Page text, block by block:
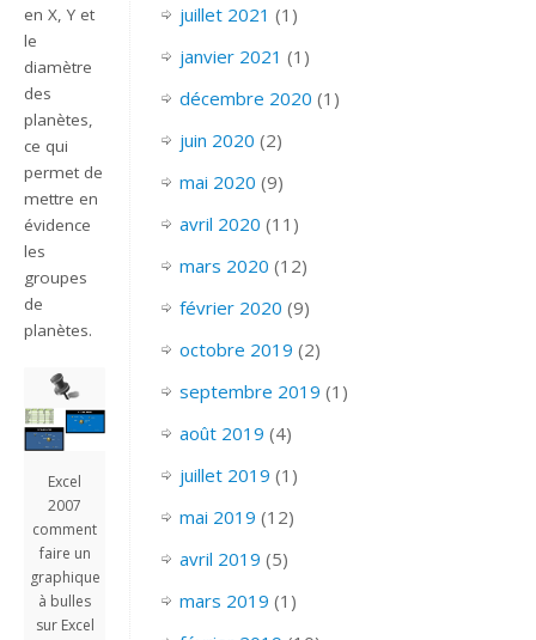
en X, Y et
le
diamètre
des
planètes,
ce qui
permet de
mettre en
évidence
les
groupes
de
planètes.
Excel
2007
comment
faire un
graphique
à bulles
sur Excel
juillet 2021 (1)
janvier 2021 (1)
décembre 2020 (1)
juin 2020 (2)
mai 2020 (9)
avril 2020 (11)
mars 2020 (12)
février 2020 (9)
octobre 2019 (2)
septembre 2019 (1)
août 2019 (4)
juillet 2019 (1)
mai 2019 (12)
avril 2019 (5)
mars 2019 (1)